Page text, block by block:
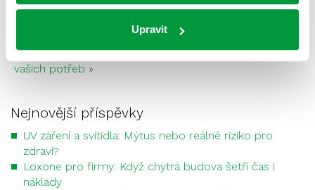
Upravit
Nouzové osvětlení – kryje vám záda, když
následující: Návrh osvětlení do poslední žárovky podle
vašich potřeb »
Nejnovější příspěvky
UV záření a svítidla: Mýtus nebo reálné riziko pro
zdraví?
Loxone pro firmy: Když chytrá budova šetří čas i
náklady